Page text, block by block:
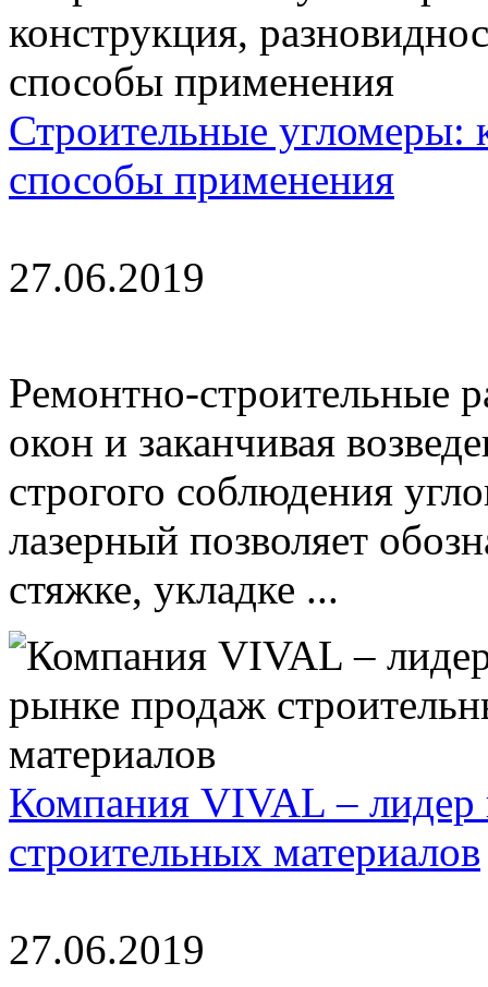
Строительные угломеры:
способы применения
27.06.2019
Ремонтно-строительные
окон и заканчивая
строгого соблюдения
лазерный позволяет
стяжке, укладке ...
Компания VIVAL – лидер
строительных материалов
27.06.2019